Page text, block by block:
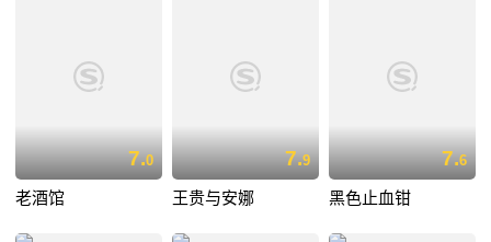
7.0
老酒馆
7.9
王贵与安娜
7.6
黑色止血钳